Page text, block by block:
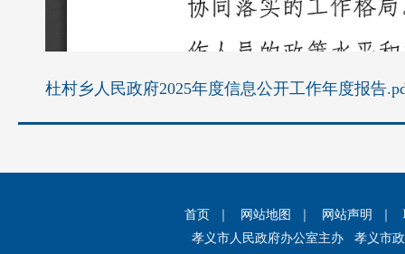
杜村乡人民政府2025年度信息公开工作年度报告
首页 网站地图 网站声明
孝义市人民政府办公室主办 孝义市